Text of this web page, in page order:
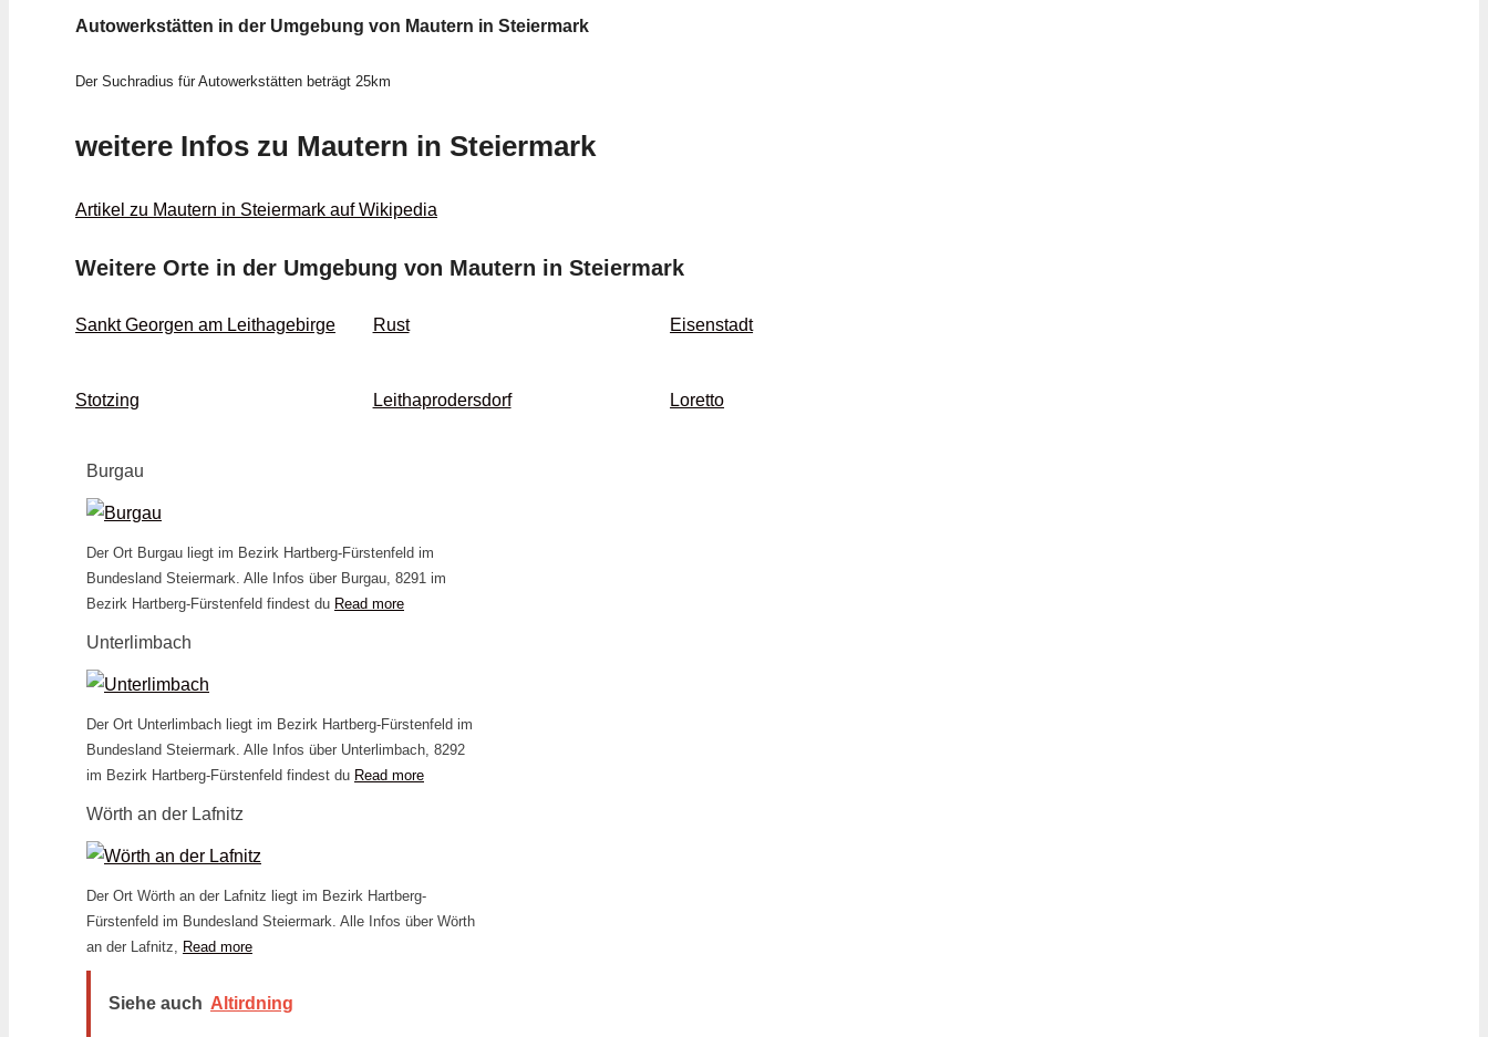
Autowerkstätten in der Umgebung von Mautern in Steiermark
Der Suchradius für Autowerkstätten beträgt 25km
weitere Infos zu Mautern in Steiermark
Artikel zu Mautern in Steiermark auf Wikipedia
Weitere Orte in der Umgebung von Mautern in Steiermark
Sankt Georgen am Leithagebirge Rust Eisenstadt
Stotzing Leithaprodersdorf Loretto
Burgau
Der Ort Burgau liegt im Bezirk Hartberg-Fürstenfeld im
Bundesland Steiermark. Alle Infos über Burgau, 8291 im
Bezirk Hartberg-Fürstenfeld findest du Read more
Unterlimbach
Der Ort Unterlimbach liegt im Bezirk Hartberg-Fürstenfeld im
Bundesland Steiermark. Alle Infos über Unterlimbach, 8292
im Bezirk Hartberg-Fürstenfeld findest du Read more
Wörth an der Lafnitz
Der Ort Wörth an der Lafnitz liegt im Bezirk Hartberg-
Fürstenfeld im Bundesland Steiermark. Alle Infos über Wörth
an der Lafnitz, Read more
Siehe auch Altirdning